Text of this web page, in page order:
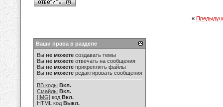
«
Ваши права в разделе
Вы не можете создавать темы
Вы не можете отвечать на сообщения
Вы не можете прикреплять файлы
Вы не можете редактировать сообщения
BB коды Вкл.
Смайлы Вкл.
[IMG] код Вкл.
HTML код Выкл.